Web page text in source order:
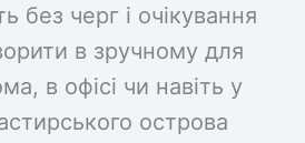
без черг і очікування
в зручному для
в офісі чи навіть у
острова